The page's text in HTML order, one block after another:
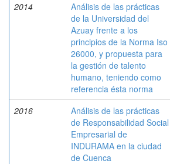
2014
Análisis de las prácticas
de la Universidad del
Azuay frente a los
principios de la Norma Iso
26000, y propuesta para
la gestión de talento
humano, teniendo como
referencia ésta norma
2016
Análisis de las prácticas
de Responsabilidad Social
Empresarial de
INDURAMA en la ciudad
de Cuenca